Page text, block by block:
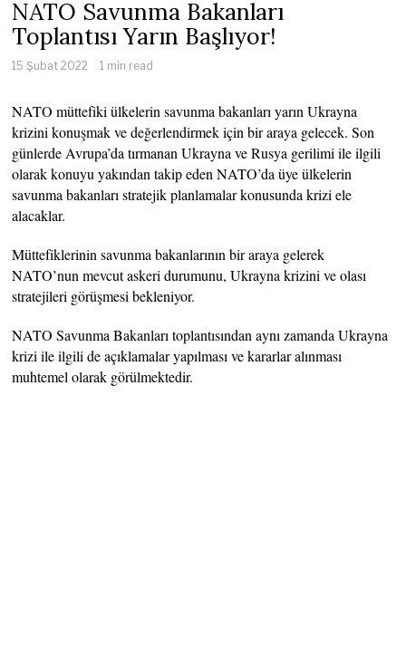
NATO Savunma Bakanları
Toplantısı Yarın Başlıyor!
15 Şubat 2022 1 min read
NATO müttefiki ülkelerin savunma bakanları yarın Ukrayna
krizini konuşmak ve değerlendirmek için bir araya gelecek. Son
günlerde Avrupa’da tırmanan Ukrayna ve Rusya gerilimi ile ilgili
olarak konuyu yakından takip eden NATO’da üye ülkelerin
savunma bakanları stratejik planlamalar konusunda krizi ele
alacaklar.
Müttefiklerinin savunma bakanlarının bir araya gelerek
NATO’nun mevcut askeri durumunu, Ukrayna krizini ve olası
stratejileri görüşmesi bekleniyor.
NATO Savunma Bakanları toplantısından aynı zamanda Ukrayna
krizi ile ilgili de açıklamalar yapılması ve kararlar alınması
muhtemel olarak görülmektedir.